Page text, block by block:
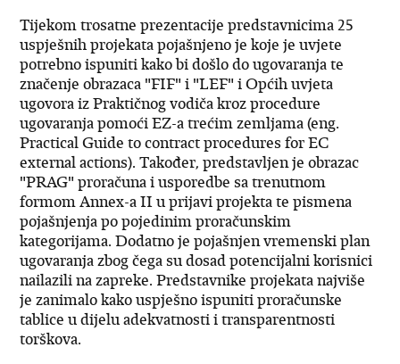
Tijekom trosatne prezentacije predstavnicima 25
uspješnih projekata pojašnjeno je koje je uvjete
potrebno ispuniti kako bi došlo do ugovaranja te
značenje obrazaca "FIF" i "LEF" i Općih uvjeta
ugovora iz Praktičnog vodiča kroz procedure
ugovaranja pomoći EZ-a trećim zemljama (eng.
Practical Guide to contract procedures for EC
external actions). Također, predstavljen je obrazac
"PRAG" proračuna i usporedbe sa trenutnom
formom Annex-a II u prijavi projekta te pismena
pojašnjenja po pojedinim proračunskim
kategorijama. Dodatno je pojašnjen vremenski plan
ugovaranja zbog čega su dosad potencijalni korisnici
nailazili na zapreke. Predstavnike projekata najviše
je zanimalo kako uspješno ispuniti proračunske
tablice u dijelu adekvatnosti i transparentnosti
torškova.